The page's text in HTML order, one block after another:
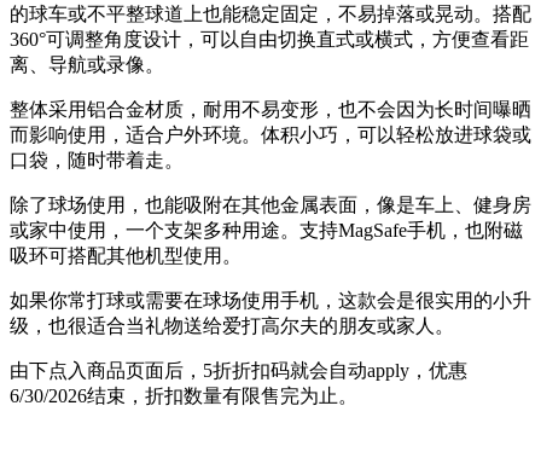
的球车或不平整球道上也能稳定固定，不易掉落或晃动。搭配
360°可调整角度设计，可以自由切换直式或横式，方便查看距
离、导航或录像。
整体采用铝合金材质，耐用不易变形，也不会因为长时间曝晒
而影响使用，适合户外环境。体积小巧，可以轻松放进球袋或
口袋，随时带着走。
除了球场使用，也能吸附在其他金属表面，像是车上、健身房
或家中使用，一个支架多种用途。支持MagSafe手机，也附磁
吸环可搭配其他机型使用。
如果你常打球或需要在球场使用手机，这款会是很实用的小升
级，也很适合当礼物送给爱打高尔夫的朋友或家人。
由下点入商品页面后，5折折扣码就会自动apply，优惠
6/30/2026结束，折扣数量有限售完为止。